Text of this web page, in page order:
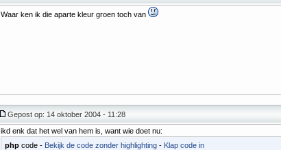
Waar ken ik die aparte kleur groen toch van
Gepost op: 14 oktober 2004 - 11:28
ikd enk dat het wel van hem is, want wie doet nu:
phpcode - Bekijk de code zonder highlighting- Klap code in